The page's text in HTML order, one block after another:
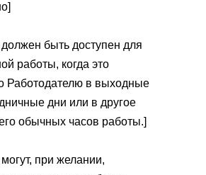
должен быть доступен для
работы, когда это
Работодателю в выходные
дни или в другое
обычных часов работы.]
при желании,